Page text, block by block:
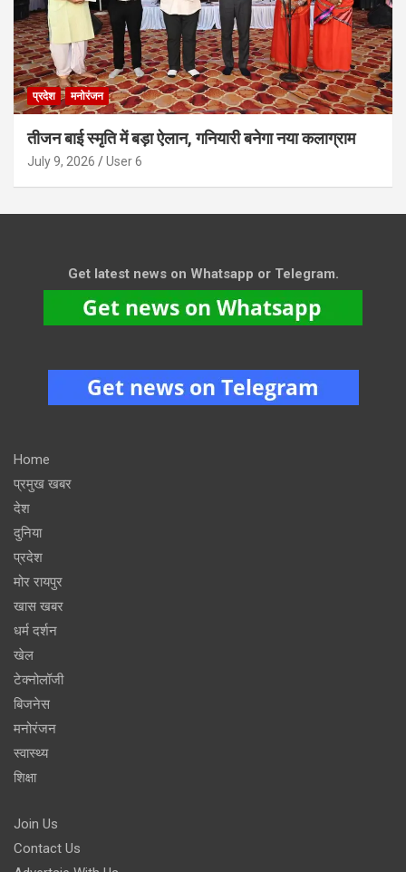
प्रदेश मनोरंजन
तीजन बाई स्मृति में बड़ा ऐलान, गनियारी बनेगा नया कलाग्राम
July 9, 2026 User 6
Get latest news on Whatsapp or Telegram.
Home
प्रमुख खबर
देश
दुनिया
प्रदेश
मोर रायपुर
खास खबर
धर्म दर्शन
खेल
टेक्नोलॉजी
बिजनेस
मनोरंजन
स्वास्थ्य
शिक्षा
Join Us
Contact Us